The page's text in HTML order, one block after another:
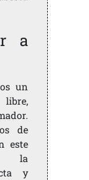
a
un
libre,
de
este
la
y